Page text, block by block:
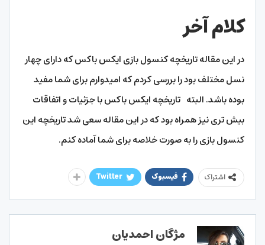
کلام آخر
در این مقاله تاریخچه کنسول بازی ایکس باکس که دارای چهار
نسل مختلف بود را بررسی کردم که امیدوارم برای شما مفید
بوده باشد. البته تاریخچه ایکس باکس با جزئیات و اتفاقات
بیش تری نیز همراه بود که در این مقاله سعی شد تاریخچه این
کنسول بازی را به صورت خلاصه برای شما آماده کنم.
اشتراک فیسبوک Twitter
مژگان احمدیان